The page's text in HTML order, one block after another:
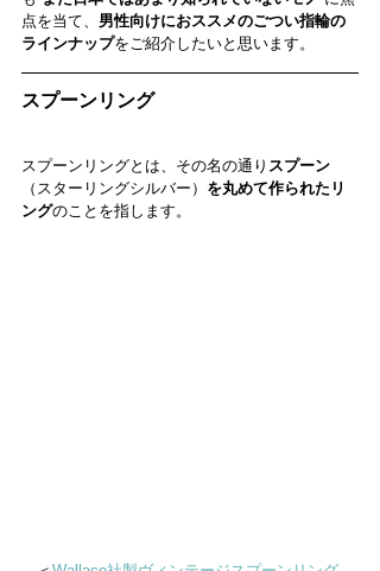
点を当て、 男性向けにおススメのごつい指輪の
ラインナップをご紹介したいと思います。
スプーンリング
スプーンリングとは、その名の通り スプーン
（スターリングシルバー） を丸めて作られたリ
ングのことを指します。